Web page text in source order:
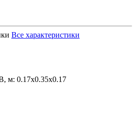
Все характеристики
м: 0.17x0.35x0.17